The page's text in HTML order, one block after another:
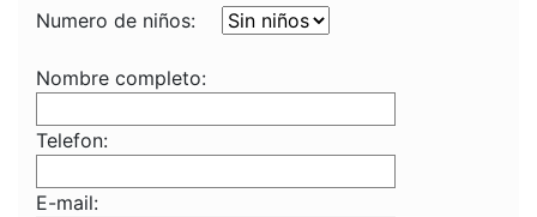
Numero de niños:
Nombre completo:
Telefon:
E-mail: